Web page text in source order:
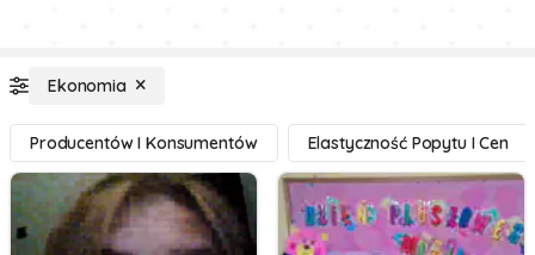
Ekonomia
Producentów I Konsumentów Elastyczność Popytu I Cen